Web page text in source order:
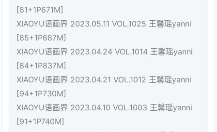
[81+1P671M]
XIAOYU语画界 2023.05.11 VOL.1025 王馨瑶yanni
[85+1P687M]
XIAOYU语画界 2023.04.24 VOL.1014 王馨瑶yanni
[84+1P837M]
XIAOYU语画界 2023.04.21 VOL.1012 王馨瑶yanni
[94+1P730M]
XIAOYU语画界 2023.04.10 VOL.1003 王馨瑶yanni
[91+1P740M]